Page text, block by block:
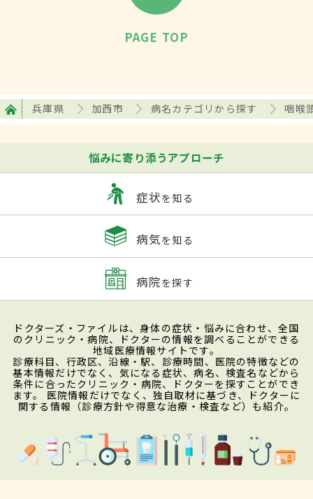
PAGE TOP
兵庫県 加西市 病名カテゴリから探す 咽喉
悩みに寄り添うアプローチ
症状を知る
病気を知る
病院を探す
ドクターズ・ファイルは、身体の症状・悩みに合わせ、全国
のクリニック・病院、ドクターの情報を調べることができる
地域医療情報サイトです。
診療科目、行政区、沿線・駅、診療時間、医院の特徴などの
基本情報だけでなく、気になる症状、病名、検査名などから
条件に合ったクリニック・病院、ドクターを探すことができ
ます。 医院情報だけでなく、独自取材に基づき、ドクターに
関する情報（診療方針や得意な治療・検査など）も紹介。